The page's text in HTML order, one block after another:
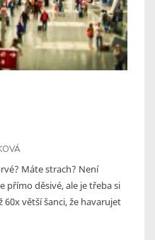
Máte strach? Není
přímo děsivé, ale je třeba si
větší šanci, že havarujet